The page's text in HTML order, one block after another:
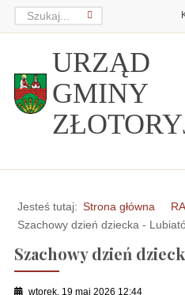
URZĄD
GMINY
Jesteś tutaj: Strona główna
Szachowy dzień dziecka -
Szachowy dzień
wtorek, 19 maj 2026 12:44